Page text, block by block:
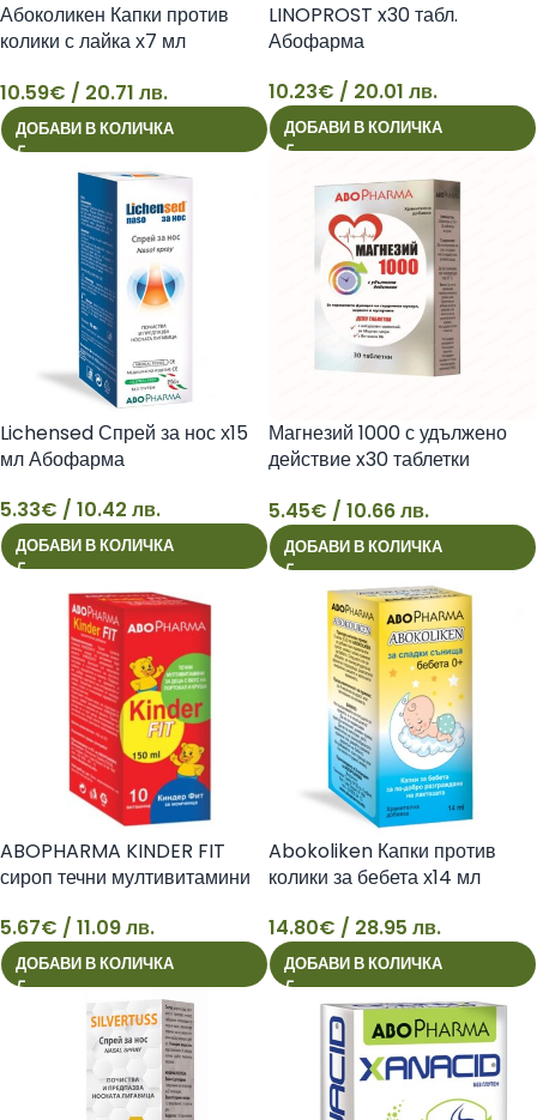
10
Абоколикен Капки против
колики с лайка х7 мл
10.59€ / 20.71 лв.
ДОБАВИ В КОЛИЧКА
10
LINOPROST x30 табл.
Абофарма
10.23€ / 20.01 лв.
ДОБАВИ В КОЛИЧКА
5
Lichensed Спрей за нос х15
мл Абофарма
5.33€ / 10.42 лв.
ДОБАВИ В КОЛИЧКА
5
Магнезий 1000 с удължено
действие x30 таблетки
5.45€ / 10.66 лв.
ДОБАВИ В КОЛИЧКА
5
ABOPHARMA KINDER FIT
сироп течни мултивитамини
5.67€ / 11.09 лв.
ДОБАВИ В КОЛИЧКА
14
Abokoliken Капки против
колики за бебета х14 мл
14.80€ / 28.95 лв.
ДОБАВИ В КОЛИЧКА